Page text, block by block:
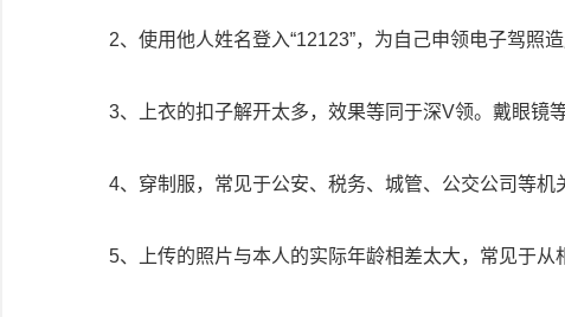
2、使用他人姓名登入“12123”，为自己申领电子驾照
3、上衣的扣子解开太多，效果等同于深V领。戴眼镜
4、穿制服，常见于公安、税务、城管、公交公司等机
5、上传的照片与本人的实际年龄相差太大，常见于从